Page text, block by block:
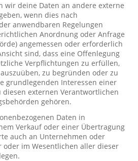
wir deine Daten an andere externe
wenn dies nach
anwendbaren Regelungen
Anordnung oder Anfrage
angemessen oder erforderlich
sind, dass eine Offenlegung
Verpflichtungen zu erfüllen,
zu begründen oder zu
grundlegenden Interessen einer
diesen externen Verantwortlichen
gehören.
Daten in
Verkauf oder einer Übertragung
auch an Unternehmen oder
oder im Wesentlichen aller dieser